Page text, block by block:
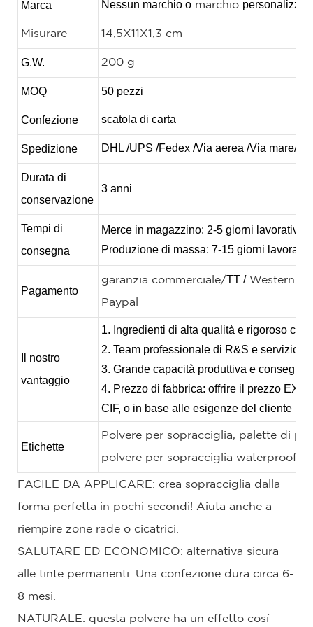
Marca Nessun marchio o marchio
Misurare 14,5X11X1,3 cm
G.W. 200 g
MOQ 50 pezzi
Confezione scatola di carta
Spedizione DHL /UPS /Fedex /Via aerea /Via mare/
Durata di
conservazione
3 anni
Tempi di
consegna
Merce in magazzino: 2-5 giorni lavorativi
Produzione di massa: 7-15 giorni lavorativi
Pagamento
garanzia commerciale/TT / Western
Paypal
Il nostro
vantaggio
1. Ingredienti di alta qualità e rigoroso
2. Team professionale di R&S e servizio a
3. Grande capacità produttiva e consegna
4. Prezzo di fabbrica: offrire il prezzo
CIF, o in base alle esigenze del cliente
Etichette
Polvere per sopracciglia, palette di
polvere per sopracciglia waterproof
FACILE DA APPLICARE: crea sopracciglia dalla
forma perfetta in pochi secondi! Aiuta anche a
riempire zone rade o cicatrici.
SALUTARE ED ECONOMICO: alternativa sicura
alle tinte permanenti. Una confezione dura circa 6-
8 mesi.
NATURALE: questa polvere ha un effetto così